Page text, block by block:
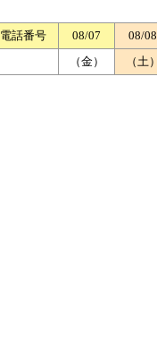
電話番号 08/07
08/08
（金）
（土